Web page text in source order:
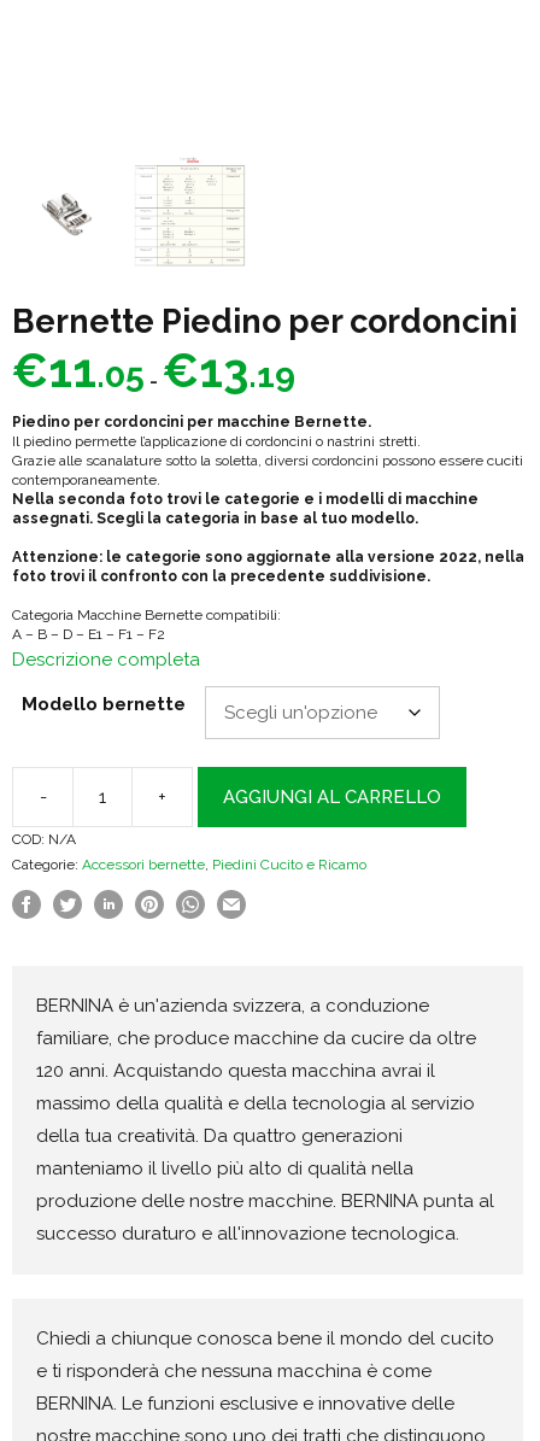
Bernette Piedino per cordoncini
€11.05 - €13.19
Fascia
da
a
Piedino per cordoncini per macchine Bernette.
Il piedino permette l’applicazione di cordoncini o nastrini stretti.
Grazie alle scanalature sotto la soletta, diversi cordoncini possono essere cuciti
contemporaneamente.
Nella seconda foto trovi le categorie e i modelli di macchine
assegnati. Scegli la categoria in base al tuo modello.
Attenzione: le categorie sono aggiornate alla versione 2022, nella
foto trovi il confronto con la precedente suddivisione.
Categoria Macchine Bernette compatibili:
A – B – D – E1 – F1 – F2
Descrizione completa
Modello bernette
-
per
cordoncini
+ AGGIUNGI AL CARRELLO
COD: N/A
Categorie: Accessori bernette, Piedini Cucito e Ricamo
BERNINA è un'azienda svizzera, a conduzione
familiare, che produce macchine da cucire da oltre
120 anni. Acquistando questa macchina avrai il
massimo della qualità e della tecnologia al servizio
della tua creatività. Da quattro generazioni
manteniamo il livello più alto di qualità nella
produzione delle nostre macchine. BERNINA punta al
successo duraturo e all'innovazione tecnologica.
Chiedi a chiunque conosca bene il mondo del cucito
e ti risponderà che nessuna macchina è come
BERNINA. Le funzioni esclusive e innovative delle
nostre macchine sono uno dei tratti che distinguono